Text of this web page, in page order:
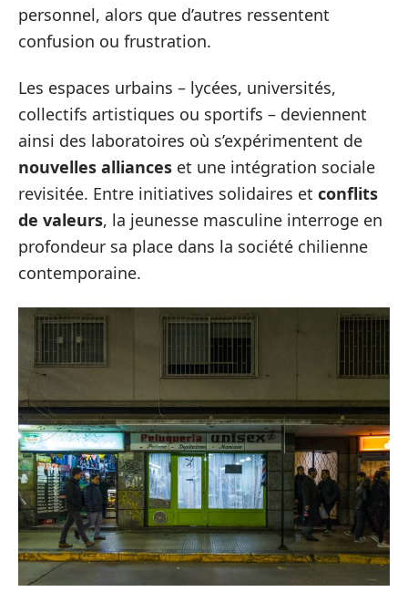
personnel, alors que d’autres ressentent
confusion ou frustration.
Les espaces urbains – lycées, universités,
collectifs artistiques ou sportifs – deviennent
ainsi des laboratoires où s’expérimentent de
nouvelles alliances et une intégration sociale
revisitée. Entre initiatives solidaires et conflits
de valeurs, la jeunesse masculine interroge en
profondeur sa place dans la société chilienne
contemporaine.